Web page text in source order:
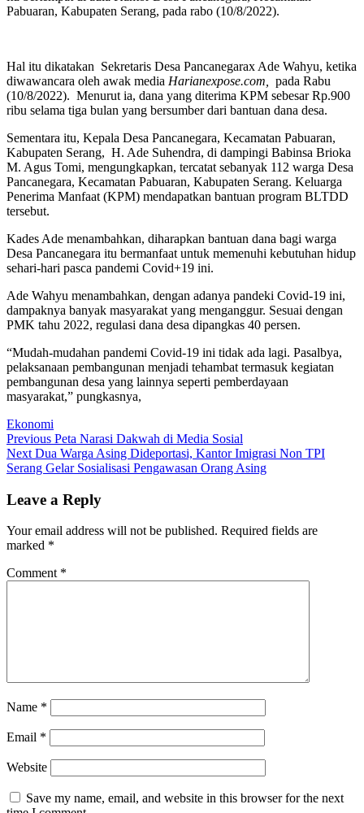
Pabuaran, Kabupaten Serang, pada rabo (10/8/2022).
Hal itu dikatakan Sekretaris Desa Pancanegarax Ade Wahyu, ketika
diwawancara oleh awak media Harianexpose.com,
pada Rabu
(10/8/2022). Menurut ia, dana yang diterima KPM sebesar Rp.900
ribu selama tiga bulan yang bersumber dari bantuan dana desa.
Sementara itu, Kepala Desa Pancanegara, Kecamatan Pabuaran,
Kabupaten Serang, H. Ade Suhendra, di dampingi Babinsa Brioka
M. Agus Tomi, mengungkapkan, tercatat sebanyak 112 warga Desa
Pancanegara, Kecamatan Pabuaran, Kabupaten Serang. Keluarga
Penerima Manfaat (KPM) mendapatkan bantuan program BLTDD
tersebut.
Kades Ade menambahkan, diharapkan bantuan dana bagi warga
Desa Pancanegara itu bermanfaat untuk memenuhi kebutuhan hidup
sehari-hari pasca pandemi Covid+19 ini.
Ade Wahyu menambahkan, dengan adanya pandeki Covid-19 ini,
dampaknya banyak masyarakat yang menganggur. Sesuai dengan
PMK tahu 2022, regulasi dana desa dipangkas 40 persen.
“Mudah-mudahan pandemi Covid-19 ini tidak ada lagi. Pasalbya,
pelaksanaan pembangunan menjadi tehambat termasuk kegiatan
pembangunan desa yang lainnya seperti pemberdayaan
masyarakat,” pungkasnya,
Ekonomi
Post
navigation
Previous Previous
post:
Peta Narasi Dakwah di Media Sosial
Next Next
post:
Dua Warga Asing Dideportasi, Kantor Imigrasi Non TPI
Serang Gelar Sosialisasi Pengawasan Orang Asing
Leave a Reply
Your email address will not be published. Required fields are
marked *
Comment *
Name *
Email *
Website
Save my name, email, and website in this browser for the next